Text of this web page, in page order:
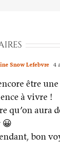
Snow Lefebvre 4
être
à vivre !
qu’on
😀
bon